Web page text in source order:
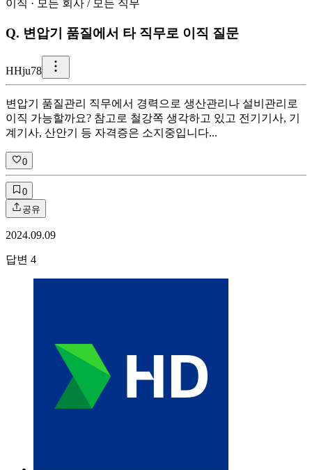
이직 · 모든 회사 / 모든 직무
Q. 변압기 품질에서 타 직무로 이직 질문
HHju78
변압기 품질관리 직무에서 경력으로 생산관리나 설비관리로
이직 가능할까요? 참고로 철강쪽 생각하고 있고 전기기사, 기
계기사, 산안기 등 자격증은 소지중입니다...
0
0
공유
2024.09.09
답변 4